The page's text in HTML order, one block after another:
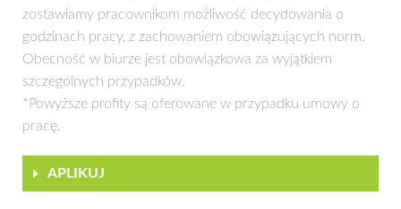
zostawiamy pracownikom możliwość decydowania o
godzinach pracy, z zachowaniem obowiązujących norm.
Obecność w biurze jest obowiązkowa za wyjątkiem
szczególnych przypadków.
*Powyższe profity są oferowane w przypadku umowy o
pracę.
APLIKUJ